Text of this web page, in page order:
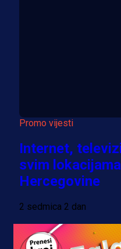
Promo vijesti
Internet,
svim
Hercegovine
2 sedmica 2 dan